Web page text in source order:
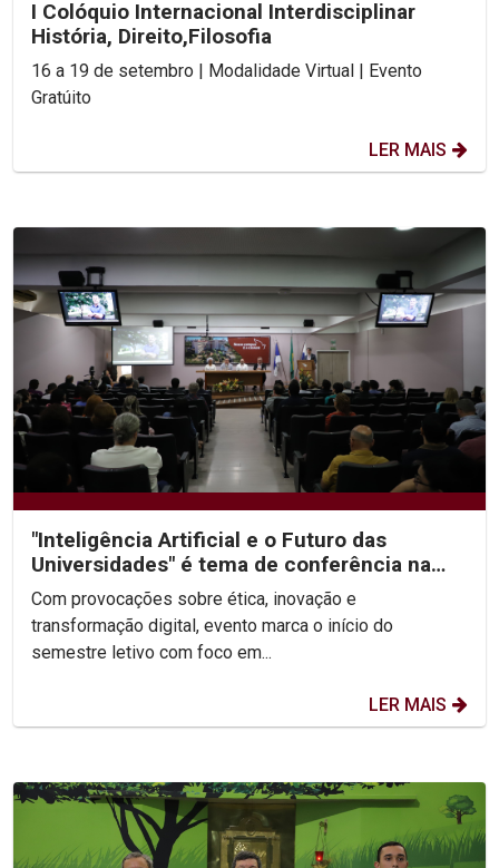
I Colóquio Internacional Interdisciplinar
História, Direito,Filosofia
16 a 19 de setembro | Modalidade Virtual | Evento
LER MAIS
"Inteligência Artificial e o Futuro das
Universidades" é tema de conferência na
abertura da...
Com provocações sobre ética, inovação e
transformação digital, evento marca o início do
semestre letivo com foco em...
LER MAIS